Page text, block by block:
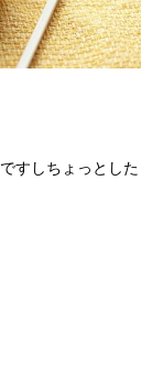
ですしちょっとした